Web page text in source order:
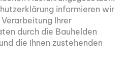
informieren wir
Ihrer
durch die Bauhelden
die Ihnen zustehenden